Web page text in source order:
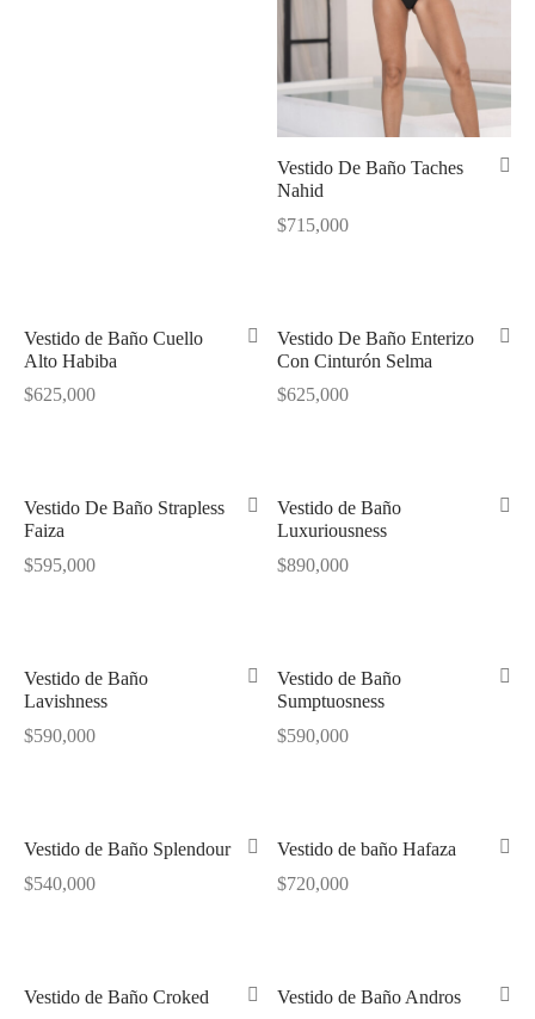
Vestido De Baño Taches
Nahid
$715,000
Vestido de Baño Cuello
Alto Habiba
$625,000
Vestido De Baño Enterizo
Con Cinturón Selma
$625,000
Vestido De Baño Strapless
Faiza
$595,000
Vestido de Baño
Luxuriousness
$890,000
Vestido de Baño
Lavishness
$590,000
Vestido de Baño
Sumptuosness
$590,000
Vestido de Baño Splendour
$540,000
Vestido de baño Hafaza
$720,000
Vestido de Baño Croked
Vestido de Baño Andros